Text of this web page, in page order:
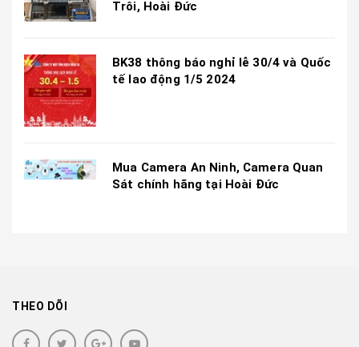
Trôi, Hoài Đức
BK38 thông báo nghỉ lễ 30/4 và Quốc
tế lao động 1/5 2024
Mua Camera An Ninh, Camera Quan
Sát chính hãng tại Hoài Đức
THEO DÕI